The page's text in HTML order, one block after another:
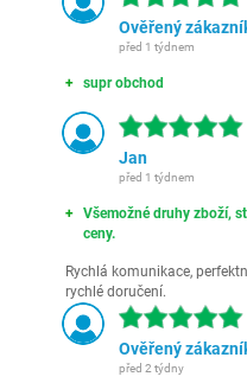
Ověřený
před 1 týdnem
supr obchod
Jan
před 1 týdnem
Všemožné druhy zboží,
ceny.
Rychlá komunikace,
rychlé doručení.
Ověřený
před 2 týdny